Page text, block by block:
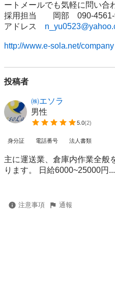
ートメールでも気軽に問い合
採用担当　　岡部　090-
アドレス
http://www.e-sola.net/company
投稿者
㈱エソラ
男性
5.0(2)
身分証 電話番号 法人書類
主に運送業、倉庫内作業全般
ります。 日給6000~25000円...
注意事項 通報